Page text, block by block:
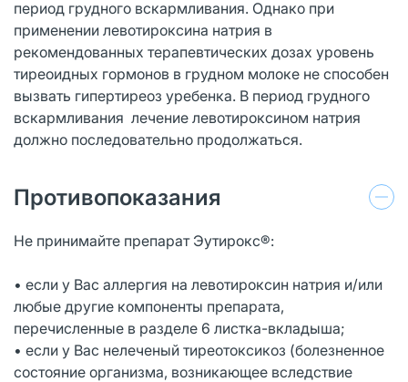
период грудного вскармливания. Однако при
применении левотироксина натрия в
рекомендованных терапевтических дозах уровень
тиреоидных гормонов в грудном молоке не способен
вызвать гипертиреоз уребенка. В период грудного
вскармливания лечение левотироксином натрия
должно последовательно продолжаться.
Противопоказания
Не принимайте препарат Эутирокс®:
• если у Вас аллергия на левотироксин натрия и/или
любые другие компоненты препарата,
перечисленные в разделе 6 листка-вкладыша;
• если у Вас нелеченый тиреотоксикоз (болезненное
состояние организма, возникающее вследствие